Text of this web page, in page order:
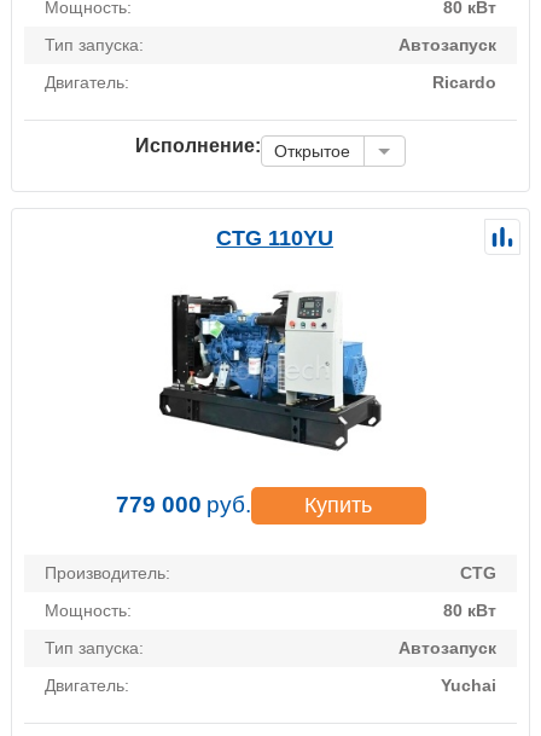
Мощность:
80 кВт
Тип запуска:
Автозапуск
Двигатель:
Ricardo
Исполнение: Открытое
CTG 110YU
779 000 руб. Купить
Производитель:
CTG
Мощность:
80 кВт
Тип запуска:
Автозапуск
Двигатель:
Yuchai